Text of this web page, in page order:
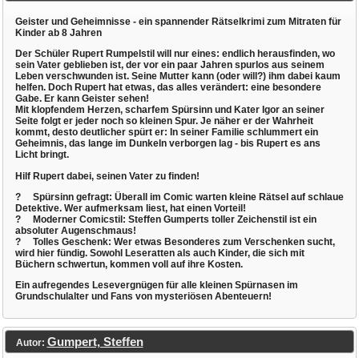
Geister und Geheimnisse - ein spannender Rätselkrimi zum Mitraten für
Kinder ab 8 Jahren
Der Schüler Rupert Rumpelstil will nur eines: endlich herausfinden, wo
sein Vater geblieben ist, der vor ein paar Jahren spurlos aus seinem
Leben verschwunden ist. Seine Mutter kann (oder will?) ihm dabei kaum
helfen. Doch Rupert hat etwas, das alles verändert: eine besondere
Gabe. Er kann Geister sehen!
Mit klopfendem Herzen, scharfem Spürsinn und Kater Igor an seiner
Seite folgt er jeder noch so kleinen Spur. Je näher er der Wahrheit
kommt, desto deutlicher spürt er: In seiner Familie schlummert ein
Geheimnis, das lange im Dunkeln verborgen lag - bis Rupert es ans
Licht bringt.
Hilf Rupert dabei, seinen Vater zu finden!
? Spürsinn gefragt: Überall im Comic warten kleine Rätsel auf schlaue
Detektive. Wer aufmerksam liest, hat einen Vorteil!
? Moderner Comicstil: Steffen Gumperts toller Zeichenstil ist ein
absoluter Augenschmaus!
? Tolles Geschenk: Wer etwas Besonderes zum Verschenken sucht,
wird hier fündig. Sowohl Leseratten als auch Kinder, die sich mit
Büchern schwertun, kommen voll auf ihre Kosten.
Ein aufregendes Lesevergnügen für alle kleinen Spürnasen im
Grundschulalter und Fans von mysteriösen Abenteuern!
Autor: Gumpert, Steffen